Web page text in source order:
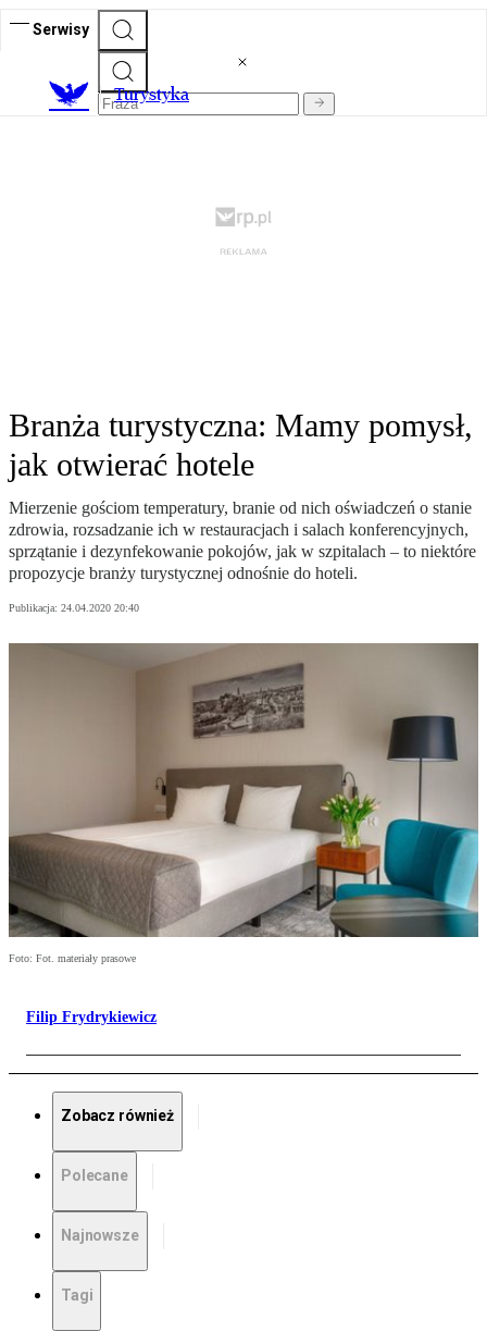
Serwisy
Turystyka
Branża turystyczna: Mamy pomysł,
jak otwierać hotele
Mierzenie gościom temperatury, branie od nich oświadczeń o stanie
zdrowia, rozsadzanie ich w restauracjach i salach konferencyjnych,
sprzątanie i dezynfekowanie pokojów, jak w szpitalach – to niektóre
propozycje branży turystycznej odnośnie do hoteli.
Publikacja: 24.04.2020 20:40
Foto: Fot. materiały prasowe
Filip Frydrykiewicz
Zobacz również
Polecane
Najnowsze
Tagi